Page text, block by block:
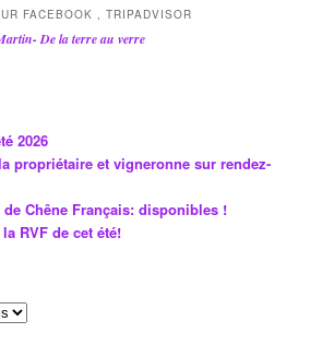
FACEBOOK , TRIPADVISOR
De la terre au verre
2026
propriétaire et vigneronne sur rendez-
Chêne Français: disponibles !
RVF de cet été!